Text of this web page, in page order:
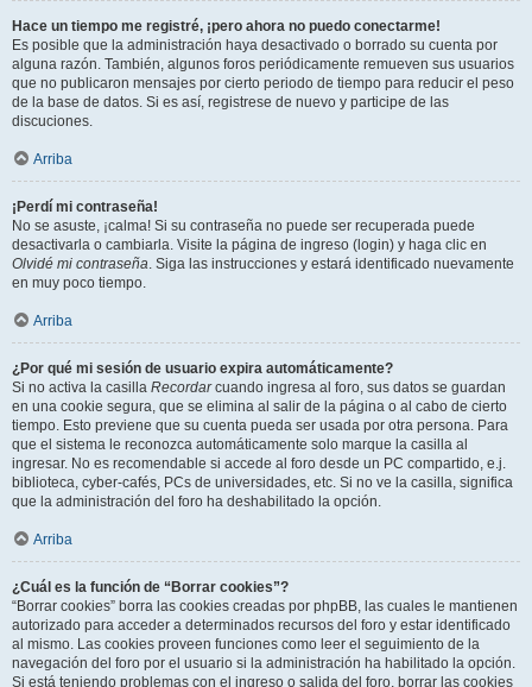
Hace un tiempo me registré, ¡pero ahora no puedo conectarme!
Es posible que la administración haya desactivado o borrado su cuenta por
alguna razón. También, algunos foros periódicamente remueven sus usuarios
que no publicaron mensajes por cierto periodo de tiempo para reducir el peso
de la base de datos. Si es así, registrese de nuevo y participe de las
discuciones.
Arriba
¡Perdí mi contraseña!
No se asuste, ¡calma! Si su contraseña no puede ser recuperada puede
desactivarla o cambiarla. Visite la página de ingreso (login) y haga clic en
Olvidé mi contraseña. Siga las instrucciones y estará identificado nuevamente
en muy poco tiempo.
Arriba
¿Por qué mi sesión de usuario expira automáticamente?
Si no activa la casilla Recordarcuando ingresa al foro, sus datos se guardan
en una cookie segura, que se elimina al salir de la página o al cabo de cierto
tiempo. Esto previene que su cuenta pueda ser usada por otra persona. Para
que el sistema le reconozca automáticamente solo marque la casilla al
ingresar. No es recomendable si accede al foro desde un PC compartido, e.j.
biblioteca, cyber-cafés, PCs de universidades, etc. Si no ve la casilla, significa
que la administración del foro ha deshabilitado la opción.
Arriba
¿Cuál es la función de “Borrar cookies”?
“Borrar cookies” borra las cookies creadas por phpBB, las cuales le mantienen
autorizado para acceder a determinados recursos del foro y estar identificado
al mismo. Las cookies proveen funciones como leer el seguimiento de la
navegación del foro por el usuario si la administración ha habilitado la opción.
Si está teniendo problemas con el ingreso o salida del foro, borrar las cookies